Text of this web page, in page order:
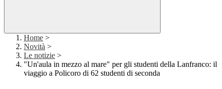
Home >
Novità >
Le notizie >
"Un'aula in mezzo al mare" per gli studenti della Lanfranco: il
viaggio a Policoro di 62 studenti di seconda